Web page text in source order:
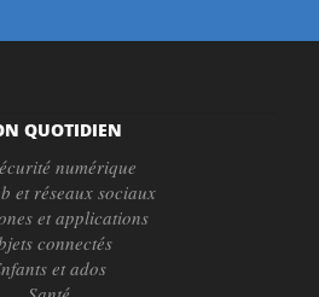
QUOTIDIEN
numérique
et réseaux sociaux
et applications
connectés
et ados